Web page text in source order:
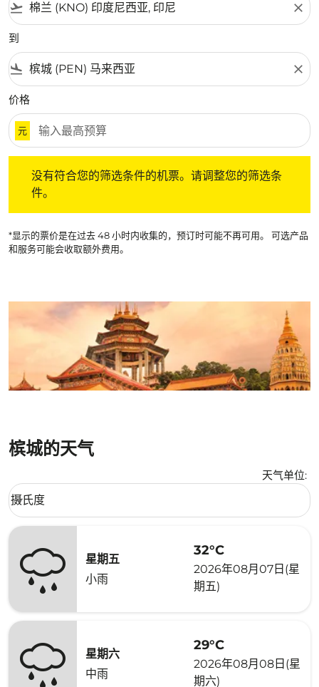
flight_takeoff close
到
flight_land close
价格
元
没有符合您的筛选条件的机票。请调整您的筛选条
件。
*显示的票价是在过去 48 小时内收集的，预订时可能不再可用。 可选产品
和服务可能会收取额外费用。
槟城的天气
天气单位:
Weather unit option 摄氏度 Selected
摄氏度
keyboard_arrow_down
星期五
小雨
32°C
2026年08月07日(星
期五)
星期六
中雨
29°C
2026年08月08日(星
期六)